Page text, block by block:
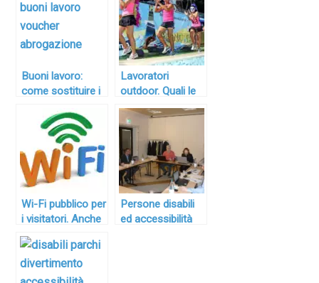
Buoni lavoro:
come sostituire i
soluzioni
alternative, in
attesa che il
Ministero del
lavoro risolva il
Lavoratori
outdoor. Quali le
precauzioni per la
salute e gli
obblighi di legge
per i datori di
lavoro?
Wi-Fi pubblico per
i visitatori. Anche
il login diventa
social
Persone disabili
ed accessibilità